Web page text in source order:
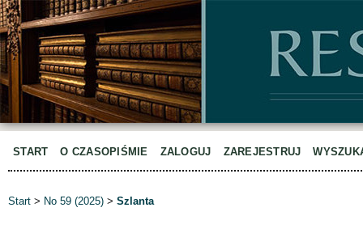
START O CZASOPIŚMIE ZALOGUJ ZAREJESTRUJ
Start > No 59 (2025) > Szlanta